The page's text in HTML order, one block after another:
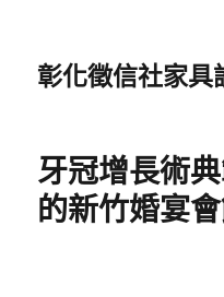
彰化徵信社家具
牙冠增長術
的新竹婚宴